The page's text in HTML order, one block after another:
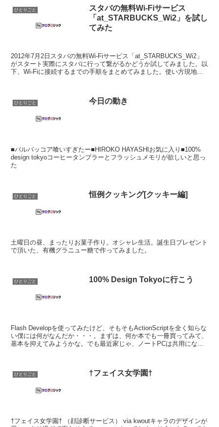
ひとりごと
スタバの無料Wi-Fiサービス
「at_STARBUCKS_Wi2」を試し
てみた
2012年7月2日スタバの無料Wi-Fiサービス「at_STARBUCKS_Wi2」
がスタート実際にスタバに行って繋がるかどうか試してみました。以
下、Wi-Fiに接続するまでの手順をまとめてみました。使い方現地に
ひとりごと 今日の動き
■バルバッコア喰いすぎたー■HIROKO HAYASHIお気に入り■100%
design tokyoコーヒータンブラーとフラッシュメモリが欲しいと思っ
た
ひとりごと 恒例クッキング[クッキー編]
土曜日の昼、まったりお菓子作り。オシャレ生活。誕生日プレゼント
で頂いた、有機グラニュー糖で作ってみました。
ひとりごと 100% Design Tokyoに行こう
Flash Developを使ってみたけど、そもそもActionScriptを全く知らな
い僕には何がなんだか・・・。まずは、何か本でも一冊買ってみて、
基本を抑えてみようかな。でも最近家じゃ、ノートPCは共用になっ
ひとりごと †フェイス女学園†
†フェイス女学園† （顔診断サービス） via kwoutキャラのデザインが